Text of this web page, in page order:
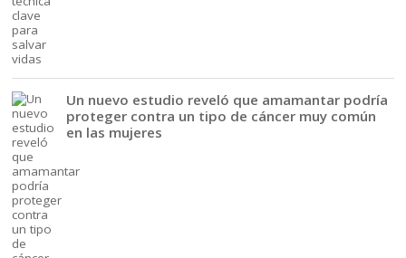
Un nuevo estudio reveló que amamantar podría
proteger contra un tipo de cáncer muy común
en las mujeres